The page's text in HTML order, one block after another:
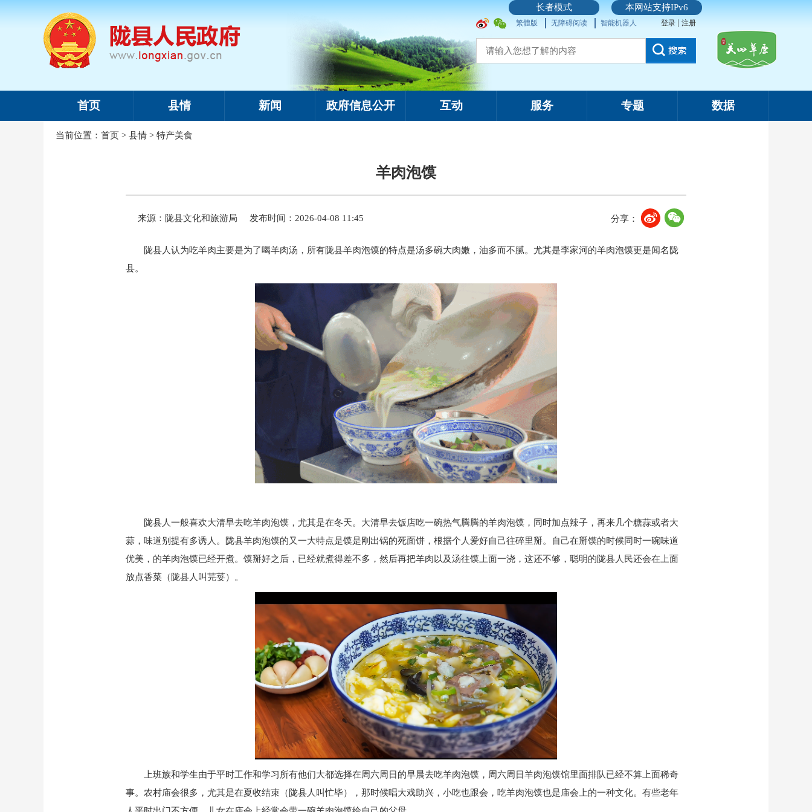
本网站支持IPv6
长者模式
繁體版 无障碍阅读 智能机器人 登录 | 注册
首页 县情 新闻 政府信息公开 互动 服务 专题 数据
当前位置： 首页 > 县情 > 特产美食
羊肉泡馍
来源：陇县文化和旅游局 发布时间：2026-04-08 11:45 分享：
陇县人认为吃羊肉主要是为了喝羊肉汤，所有陇县羊肉泡馍的特点是汤多碗大肉嫩，油多而不腻。尤其是李家河的羊肉泡馍更是闻名陇
县。
陇县人一般喜欢大清早去吃羊肉泡馍，尤其是在冬天。大清早去饭店吃一碗热气腾腾的羊肉泡馍，同时加点辣子，再来几个糖蒜或者大
蒜，味道别提有多诱人。陇县羊肉泡馍的又一大特点是馍是刚出锅的死面饼，根据个人爱好自己往碎里掰。自己在掰馍的时候同时一碗味道
优美，的羊肉泡馍已经开煮。馍掰好之后，已经就煮得差不多，然后再把羊肉以及汤往馍上面一浇，这还不够，聪明的陇县人民还会在上面
放点香菜（陇县人叫芫荽）。
上班族和学生由于平时工作和学习所有他们大都选择在周六周日的早晨去吃羊肉泡馍，周六周日羊肉泡馍馆里面排队已经不算上面稀奇
事。农村庙会很多，尤其是在夏收结束（陇县人叫忙毕），那时候唱大戏助兴，小吃也跟会，吃羊肉泡馍也是庙会上的一种文化。有些老年